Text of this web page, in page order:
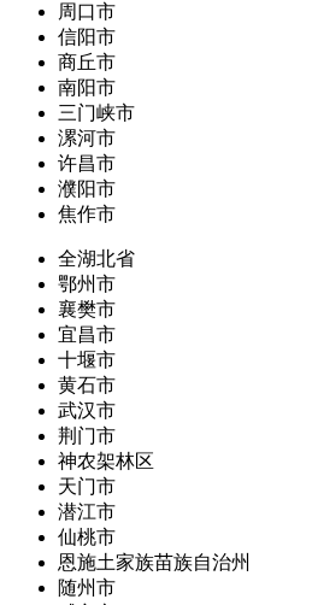
周口市
信阳市
商丘市
南阳市
三门峡市
漯河市
许昌市
濮阳市
焦作市
全湖北省
鄂州市
襄樊市
宜昌市
十堰市
黄石市
武汉市
荆门市
神农架林区
天门市
潜江市
仙桃市
恩施土家族苗族自治州
随州市